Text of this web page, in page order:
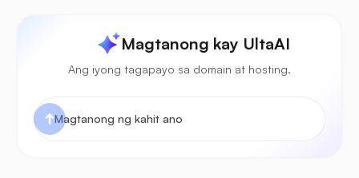
Magtanong kay UltaAI
Ang iyong tagapayo sa domain at hosting.